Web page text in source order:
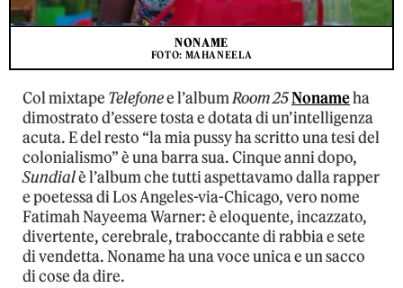
NONAME
FOTO: MAHANEELA
Col mixtape Telefonee l’albumRoom 25Nonameha
dimostrato d’essere tosta e dotata di un’intelligenza
acuta. E del resto “la mia pussy ha scritto una tesi del
colonialismo” è una barra sua. Cinque anni dopo,
Sundialè l’album che tutti aspettavamo dalla rapper
e poetessa di Los Angeles-via-Chicago, vero nome
Fatimah Nayeema Warner: è eloquente, incazzato,
divertente, cerebrale, traboccante di rabbia e sete
di vendetta. Noname ha una voce unica e un sacco
di cose da dire.